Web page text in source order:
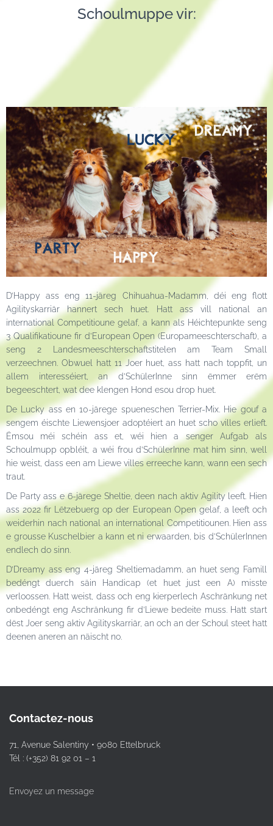
Schoulmuppe vir:
D’Happy ass eng 11-järeg Chihuahua-Madamm, déi eng flott
Agilityskarriär hannert sech huet. Hatt ass vill national an
international Competitioune gelaf, a kann als Héichtepunkte seng
3 Qualifikatioune fir d’European Open (Europameeschterschaft), a
seng 2 Landesmeeschterschaftstitelen am Team Small
verzeechnen. Obwuel hatt 11 Joer huet, ass hatt nach toppfit, un
allem interesséiert, an d’SchülerInne sinn ëmmer erëm
begeeschtert, wat dee klengen Hond esou drop huet.
De Lucky ass en 10-järege spueneschen Terrier-Mix. Hie gouf a
sengem éischte Liewensjoer adoptéiert an huet scho villes erlieft.
Ëmsou méi schéin ass et, wéi hien a senger Aufgab als
Schoulmupp opbléit, a wéi frou d’SchülerInne mat him sinn, well
hie weist, dass een am Liewe villes erreeche kann, wann een sech
traut.
De Party ass e 6-järege Sheltie, deen nach aktiv Agility leeft. Hien
ass 2022 fir Lëtzebuerg op der European Open gelaf, a leeft och
weiderhin nach national an international Competitiounen. Hien ass
e grousse Kuschelbier a kann et ni erwaarden, bis d’SchülerInnen
endlech do sinn.
D’Dreamy ass eng 4-järeg Sheltiemadamm, an huet seng Famill
bedéngt duerch säin Handicap (et huet just een A) misste
verloossen. Hatt weist, dass och eng kierperlech Aschränkung net
onbedéngt eng Aschränkung fir d’Liewe bedeite muss. Hatt start
dëst Joer seng aktiv Agilityskarriär, an och an der Schoul steet hatt
deenen aneren an näischt no.
Contactez-nous
71, Avenue Salentiny • 9080 Ettelbruck
Tél : (+352) 81 92 01 – 1
Envoyez un message